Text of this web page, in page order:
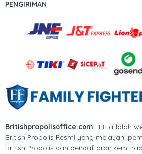
PENGIRIMAN
Britishpropolisoffice.com | FF adalah
British Propolis Resmi yang melayani
British Propolis dan pendaftaran